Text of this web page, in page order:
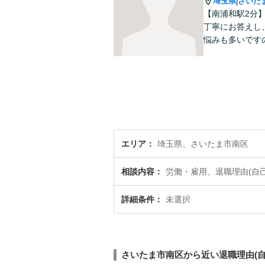
【南浦和駅2分
丁寧にお答えし
悩みも多いです
エリア 埼玉県、さいたま市南区
相談内容 労働・雇用、退職理由(自
詳細条件 未選択
さいたま市南区から近い退職理由(